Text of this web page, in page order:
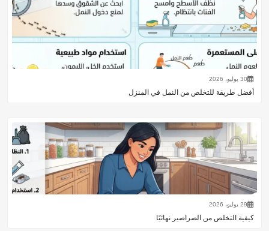
30 يوليو، 2026
أفضل طريقة للتخلص من النمل في المنزل
29 يوليو، 2026
كيفية التخلص من الصراصير نهائيًا